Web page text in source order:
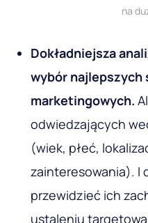
na
Dokładniejsza
wybór
marketingowych.
odwiedzających
(wiek, płeć,
zainteresowania). I
przewidzieć ich
ustaleniu